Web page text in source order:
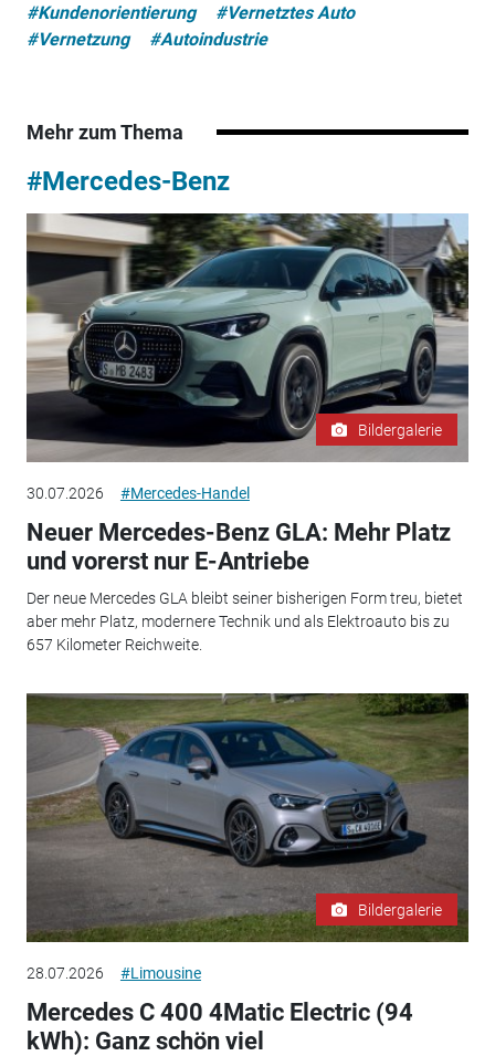
#Kundenorientierung
#Vernetztes Auto
#Vernetzung
#Autoindustrie
Mehr zum Thema
#Mercedes-Benz
Bildergalerie
30.07.2026 #Mercedes-Handel
Neuer Mercedes-Benz GLA: Mehr Platz
und vorerst nur E-Antriebe
Der neue Mercedes GLA bleibt seiner bisherigen Form treu, bietet
aber mehr Platz, modernere Technik und als Elektroauto bis zu
657 Kilometer Reichweite.
Bildergalerie
28.07.2026 #Limousine
Mercedes C 400 4Matic Electric (94
kWh): Ganz schön viel